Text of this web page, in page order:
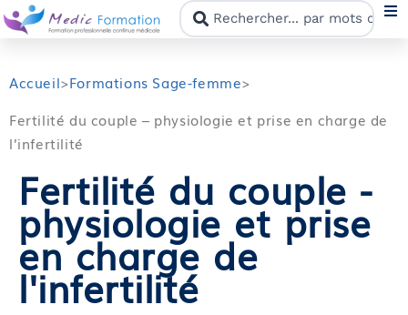
Accueil>Formations Sage-femme>
Fertilité du couple – physiologie et prise en charge de
l’infertilité
Fertilité du couple -
physiologie et prise
en charge de
l'infertilité